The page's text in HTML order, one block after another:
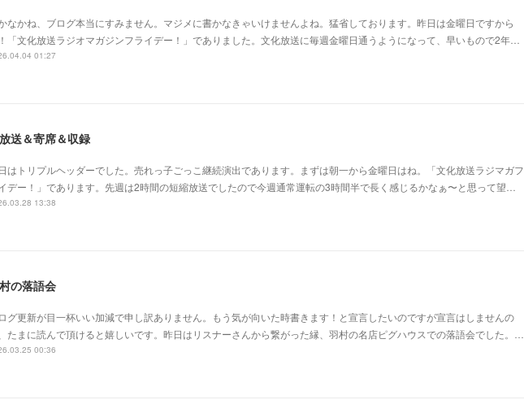
なかね、ブログ本当にすみません。マジメに書かなきゃいけませんよね。猛省しております。昨日は金曜日ですから
「文化放送ラジオマガジンフライデー！」でありました。文化放送に毎週金曜日通うようになって、早いもので2年…
01:27
送＆寄席＆収録
はトリプルヘッダーでした。売れっ子ごっこ継続演出であります。まずは朝一から金曜日はね。「文化放送ラジマガフ
デー！」であります。先週は2時間の短縮放送でしたので今週通常運転の3時間半で長く感じるかなぁ〜と思って望…
13:38
の落語会
グ更新が目一杯いい加減で申し訳ありません。もう気が向いた時書きます！と宣言したいのですが宣言はしませんの
たまに読んで頂けると嬉しいです。昨日はリスナーさんから繋がった縁、羽村の名店ピグハウスでの落語会でした。…
00:36